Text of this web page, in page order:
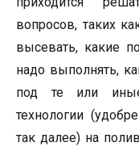
вопросов, таких
высевать, какие
надо выполнять,
под те или
технологии
так далее) на